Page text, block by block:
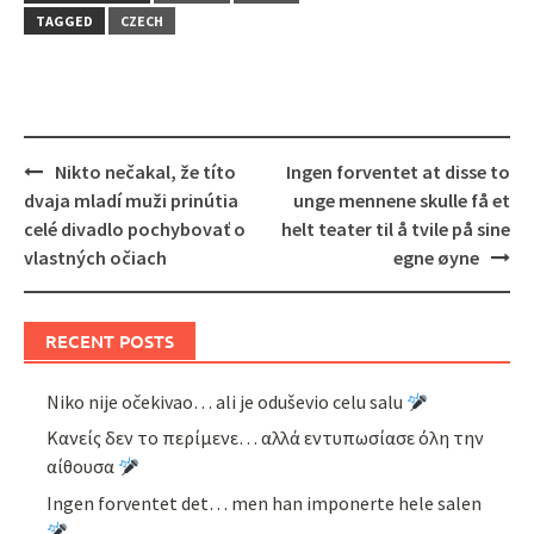
TAGGED CZECH
Post
navigation
Nikto nečakal, že títo
dvaja mladí muži prinútia
celé divadlo pochybovať o
vlastných očiach
Ingen forventet at disse to
unge mennene skulle få et
helt teater til å tvile på sine
egne øyne
RECENT POSTS
Niko nije očekivao… ali je oduševio celu salu
Κανείς δεν το περίμενε… αλλά εντυπωσίασε όλη την
αίθουσα
Ingen forventet det… men han imponerte hele salen